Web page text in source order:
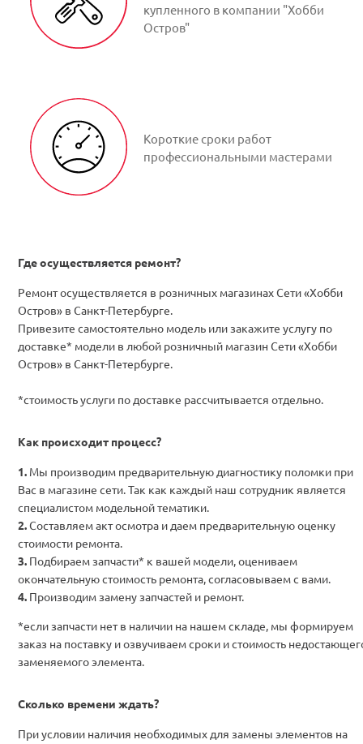
купленного в компании "Хобби
Остров"
Короткие сроки работ
профессиональными мастерами
Где осуществляется ремонт?
Ремонт осуществляется в розничных магазинах Сети «Хобби
Остров» в Санкт-Петербурге.
Привезите самостоятельно модель или закажите услугу по
доставке* модели в любой розничный магазин Сети «Хобби
Остров» в Санкт-Петербурге.
*стоимость услуги по доставке рассчитывается отдельно.
Как происходит процесс?
Мы производим предварительную диагностику поломки при
Вас в магазине сети. Так как каждый наш сотрудник является
специалистом модельной тематики.
Составляем акт осмотра и даем предварительную оценку
стоимости ремонта.
Подбираем запчасти* к вашей модели, оцениваем
окончательную стоимость ремонта, согласовываем с вами.
Производим замену запчастей и ремонт.
*если запчасти нет в наличии на нашем складе, мы формируем
заказ на поставку и озвучиваем сроки и стоимость
заменяемого элемента.
Сколько времени ждать?
При условии наличия необходимых для замены элементов на